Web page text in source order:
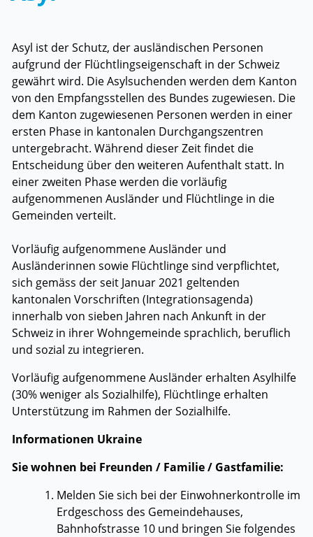
Asyl ist der Schutz, der ausländischen Personen
aufgrund der Flüchtlingseigenschaft in der Schweiz
gewährt wird. Die Asylsuchenden werden dem Kanton
von den Empfangsstellen des Bundes zugewiesen. Die
dem Kanton zugewiesenen Personen werden in einer
ersten Phase in kantonalen Durchgangszentren
untergebracht. Während dieser Zeit findet die
Entscheidung über den weiteren Aufenthalt statt. In
einer zweiten Phase werden die vorläufig
aufgenommenen Ausländer und Flüchtlinge in die
Gemeinden verteilt.
Vorläufig aufgenommene Ausländer und
Ausländerinnen sowie Flüchtlinge sind verpflichtet,
sich gemäss der seit Januar 2021 geltenden
kantonalen Vorschriften (Integrationsagenda)
innerhalb von sieben Jahren nach Ankunft in der
Schweiz in ihrer Wohngemeinde sprachlich, beruflich
und sozial zu integrieren.
Vorläufig aufgenommene Ausländer erhalten Asylhilfe
(30% weniger als Sozialhilfe), Flüchtlinge erhalten
Unterstützung im Rahmen der Sozialhilfe.
Informationen Ukraine
Sie wohnen bei Freunden / Familie / Gastfamilie:
Melden Sie sich bei der Einwohnerkontrolle im
Erdgeschoss des Gemeindehauses,
Bahnhofstrasse 10 und bringen Sie folgendes
Zugehörige Objekte